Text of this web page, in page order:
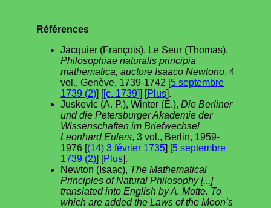
Références
Jacquier (François), Le Seur (Thomas),
Philosophiae naturalis principia
mathematica, auctore Isaaco Newtono, 4
vol., Genève, 1739-1742 [5 septembre
1739 (2)] [[c. 1739]] [Plus].
Juskevic (A. P.), Winter (E.), Die Berliner
und die Petersburger Akademie der
Wissenschaften im Briefwechsel
Leonhard Eulers, 3 vol., Berlin, 1959-
1976 [(14) 3 février 1735] [5 septembre
1739 (2)] [Plus].
Newton (Isaac), The Mathematical
Principles of Natural Philosophy [...]
translated into English by A. Motte. To
which are added the Laws of the Moon’s